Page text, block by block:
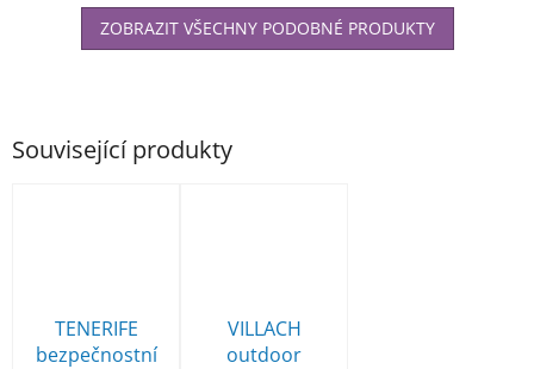
Související produkty
TENERIFE
bezpečnostní
VILLACH
outdoor
ZOBRAZIT VŠECHNY PODOBNÉ PRODUKTY